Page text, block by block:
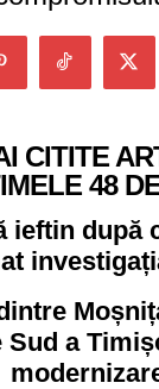
CITITE
48
ieftin după
Sud a